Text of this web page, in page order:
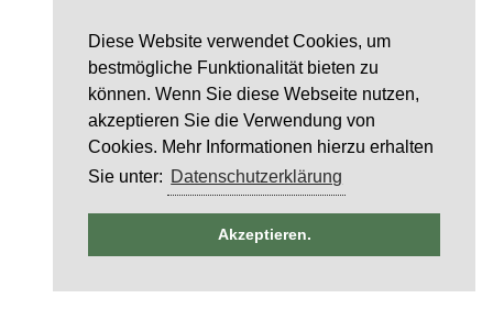
Diese Website verwendet Cookies, um
bestmögliche Funktionalität bieten zu
können. Wenn Sie diese Webseite nutzen,
akzeptieren Sie die Verwendung von
Cookies. Mehr Informationen hierzu erhalten
Sie unter: Datenschutzerklärung
Akzeptieren.